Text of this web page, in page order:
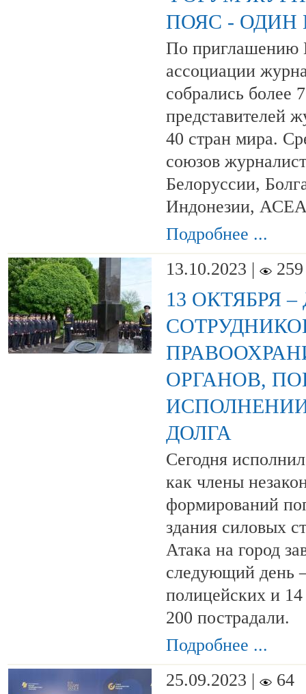
ПОЯС - ОДИН
По приглашению
ассоциации
собрались более
представителей
40 стран мира.
союзов
Белоруссии,
Индонезии,
Подробнее ...
13.10.2023 |
259
13 ОКТЯБРЯ
ОРГАНОВ,
ДОЛГА
Сегодня
как члены
формирований
здания силовых
Атака на город
следующий день
полицейских и
200 пострадали.
Подробнее ...
25.09.2023 |
64